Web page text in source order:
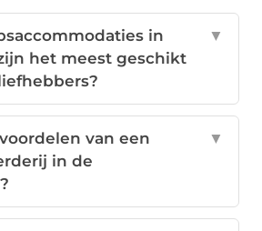
in
het meest geschikt
▼
van een
in de
▼